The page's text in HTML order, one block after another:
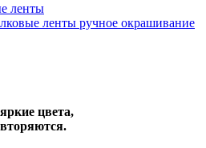
ленты
ленты ручное окрашивание
цвета,